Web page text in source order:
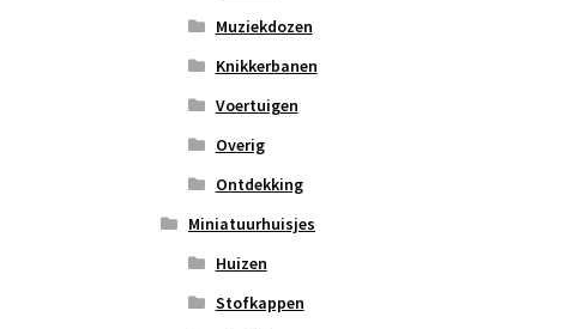
Muziekdozen
Knikkerbanen
Voertuigen
Overig
Ontdekking
Miniatuurhuisjes
Huizen
Stofkappen